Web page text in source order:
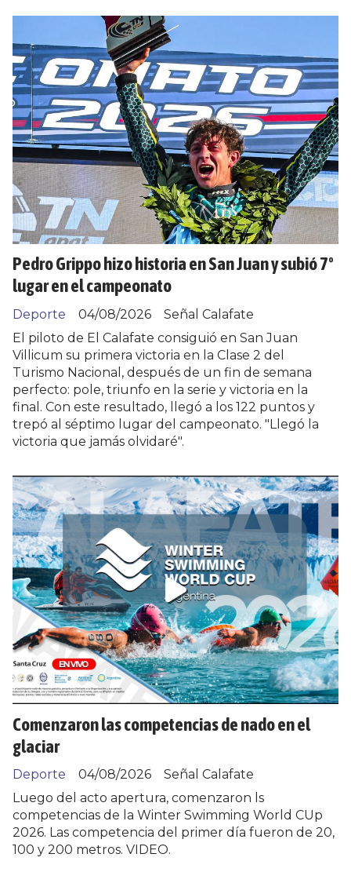
Pedro Grippo hizo historia en San Juan y subió 7º
lugar en el campeonato
Señal Calafate
Deporte
04/08/2026
El piloto de El Calafate consiguió en San Juan
Villicum su primera victoria en la Clase 2 del
Turismo Nacional, después de un fin de semana
perfecto: pole, triunfo en la serie y victoria en la
final. Con este resultado, llegó a los 122 puntos y
trepó al séptimo lugar del campeonato. "Llegó la
victoria que jamás olvidaré".
Comenzaron las competencias de nado en el
glaciar
Señal Calafate
Deporte
04/08/2026
Luego del acto apertura, comenzaron ls
competencias de la Winter Swimming World CUp
2026. Las competencia del primer día fueron de 20,
100 y 200 metros. VIDEO.